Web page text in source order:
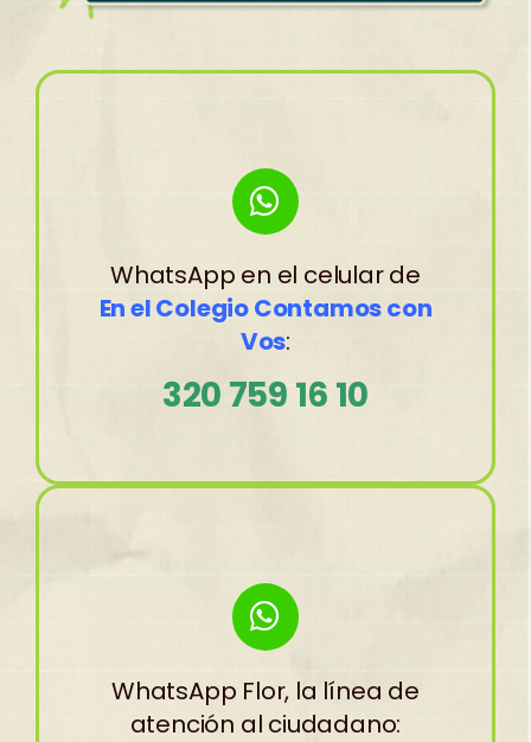
WhatsApp en el celular de
En el Colegio Contamos con
Vos:
320 759 16 10
WhatsApp Flor, la línea de
atención al ciudadano: